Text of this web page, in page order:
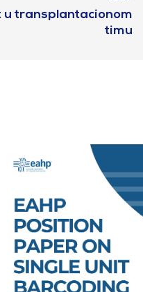
u transplantacionom
timu